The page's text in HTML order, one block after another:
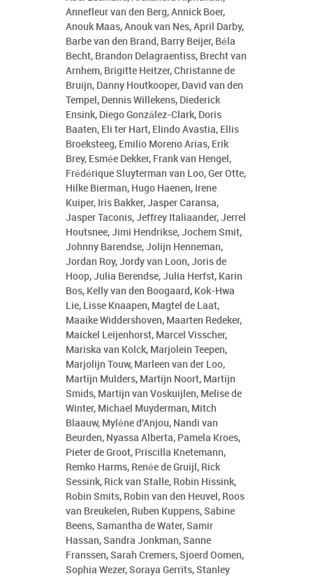
Annefleur van den Berg, Annick Boer,
Anouk Maas, Anouk van Nes, April Darby,
Barbe van den Brand, Barry Beijer, Béla
Becht, Brandon Delagraentiss, Brecht van
Arnhem, Brigitte Heitzer, Christanne de
Bruijn, Danny Houtkooper, David van den
Tempel, Dennis Willekens, Diederick
Ensink, Diego González-Clark, Doris
Baaten, Eli ter Hart, Elindo Avastia, Ellis
Broeksteeg, Emilio Moreno Arias, Erik
Brey, Esmée Dekker, Frank van Hengel,
Frédérique Sluyterman van Loo, Ger Otte,
Hilke Bierman, Hugo Haenen, Irene
Kuiper, Iris Bakker, Jasper Caransa,
Jasper Taconis, Jeffrey Italiaander, Jerrel
Houtsnee, Jimi Hendrikse, Jochem Smit,
Johnny Barendse, Jolijn Henneman,
Jordan Roy, Jordy van Loon, Joris de
Hoop, Julia Berendse, Julia Herfst, Karin
Bos, Kelly van den Boogaard, Kok-Hwa
Lie, Lisse Knaapen, Magtel de Laat,
Maaike Widdershoven, Maarten Redeker,
Maickel Leijenhorst, Marcel Visscher,
Mariska van Kolck, Marjolein Teepen,
Marjolijn Touw, Marleen van der Loo,
Martijn Mulders, Martijn Noort, Martijn
Smids, Martijn van Voskuijlen, Melise de
Winter, Michael Muyderman, Mitch
Blaauw, Mylène d'Anjou, Nandi van
Beurden, Nyassa Alberta, Pamela Kroes,
Pieter de Groot, Priscilla Knetemann,
Remko Harms, Renée de Gruijl, Rick
Sessink, Rick van Stalle, Robin Hissink,
Robin Smits, Robin van den Heuvel, Roos
van Breukelen, Ruben Kuppens, Sabine
Beens, Samantha de Water, Samir
Hassan, Sandra Jonkman, Sanne
Franssen, Sarah Cremers, Sjoerd Oomen,
Sophia Wezer, Soraya Gerrits, Stanley